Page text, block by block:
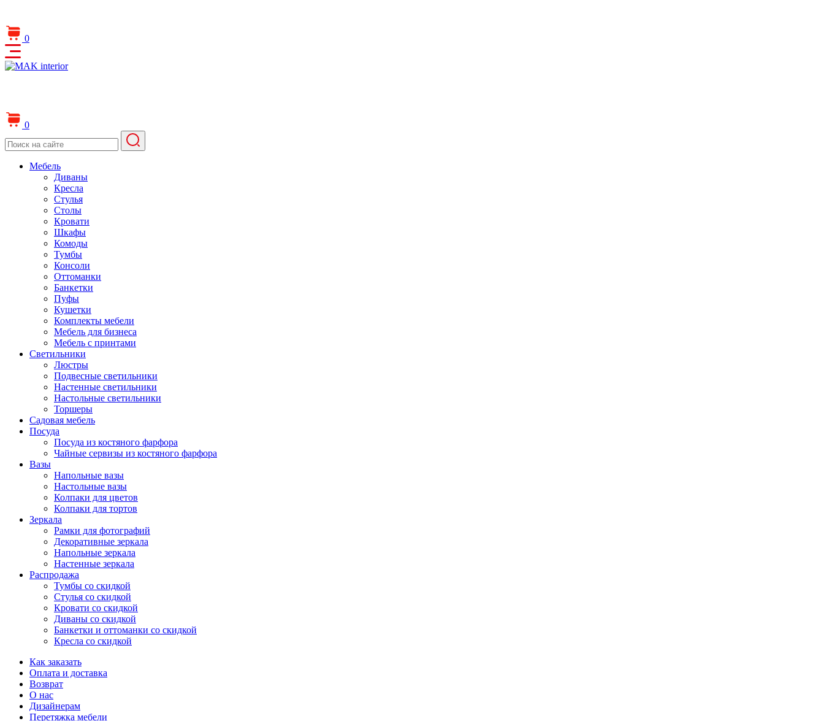
0
0
Мебель
Диваны
Кресла
Стулья
Столы
Кровати
Шкафы
Комоды
Тумбы
Консоли
Оттоманки
Банкетки
Пуфы
Кушетки
Комплекты мебели
Мебель для бизнеса
Мебель с принтами
Светильники
Люстры
Подвесные светильники
Настенные светильники
Настольные светильники
Торшеры
Садовая мебель
Посуда
Посуда из костяного фарфора
Чайные сервизы из костяного фарфора
Вазы
Напольные вазы
Настольные вазы
Колпаки для цветов
Колпаки для тортов
Зеркала
Рамки для фотографий
Декоративные зеркала
Напольные зеркала
Настенные зеркала
Распродажа
Тумбы со скидкой
Стулья со скидкой
Кровати со скидкой
Диваны со скидкой
Банкетки и оттоманки со скидкой
Кресла со скидкой
Как заказать
Оплата и доставка
Возврат
О нас
Дизайнерам
Перетяжка мебели